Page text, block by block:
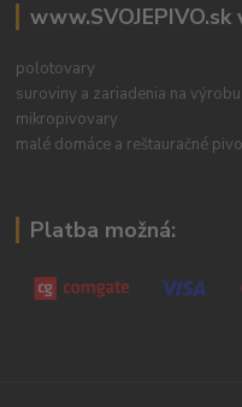
polotovary
suroviny a zariadenia na
mikropivovary
malé domáce a reštauračné
Platba možná: